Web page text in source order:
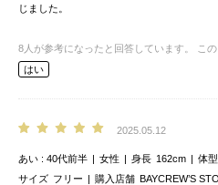
じました。
8 人が参考になったと回答しています。
こ
はい
2025.05.12
あい 40代前半 女性 身長 162cm 体型
サイズ フリー 購入店舗 BAYCREW’S